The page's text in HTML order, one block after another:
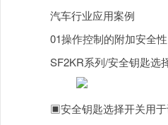
汽车行业应用案例
01操作控制的附加安全性
SF2KR系列/安全钥匙选
▣安全钥匙选择开关用于